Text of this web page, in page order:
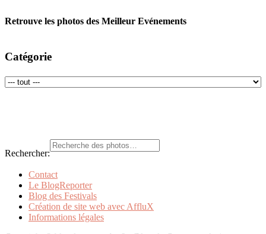
Retrouve les photos des Meilleur Evénements
Catégorie
Rechercher:
Contact
Le BlogReporter
Blog des Festivals
Création de site web avec AffluX
Informations légales